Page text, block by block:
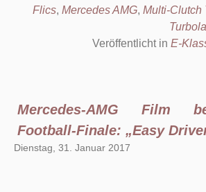
Flics, Mercedes AMG, Multi-Clutch
Veröffentlicht in E-
Mercedes-AMG Film
Football-Finale: „Easy
Dienstag, 31. Januar 2017